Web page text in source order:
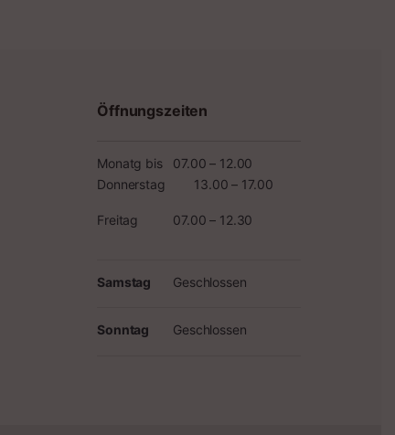
Öffnungszeiten
Monatg bis
Donnerstag
Freitag
07.00 – 12.00
13.00 – 17.00
07.00 – 12.30
Samstag Geschlossen
Sonntag Geschlossen